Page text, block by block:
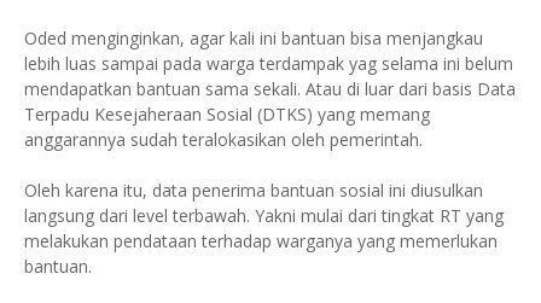
Oded menginginkan, agar kali ini bantuan bisa menjangkau
lebih luas sampai pada warga terdampak yag selama ini belum
mendapatkan bantuan sama sekali. Atau di luar dari basis Data
Terpadu Kesejaheraan Sosial (DTKS) yang memang
anggarannya sudah teralokasikan oleh pemerintah.
Oleh karena itu, data penerima bantuan sosial ini diusulkan
langsung dari level terbawah. Yakni mulai dari tingkat RT yang
melakukan pendataan terhadap warganya yang memerlukan
bantuan.